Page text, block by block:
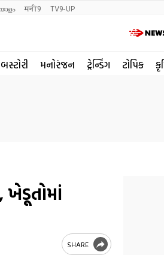
मनी9 TV9-UP
મનોરંજન ટ્રેન્ડિંગ ટોપિક
ખેડૂતોમાં
SHARE